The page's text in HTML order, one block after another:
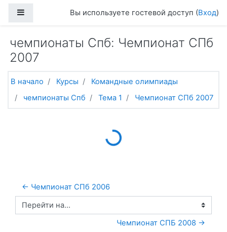
Боковая панельВы используете гостевой доступ (Вход)
чемпионаты Спб: Чемпионат СПб
2007
В начало Курсы
Командные олимпиады
чемпионаты Спб
Тема 1 Чемпионат СПб 2007
Loading...
← Чемпионат СПб 2006
Перейти на...
Чемпионат СПБ 2008 →